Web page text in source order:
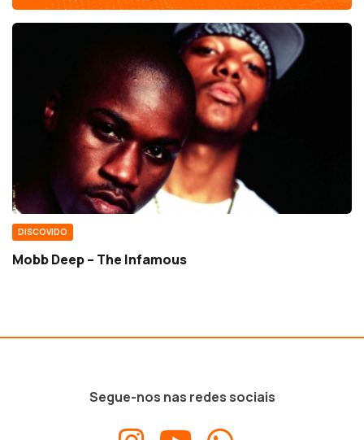
DISCOVIDO
Mobb Deep – The Infamous
Segue-nos nas redes sociais